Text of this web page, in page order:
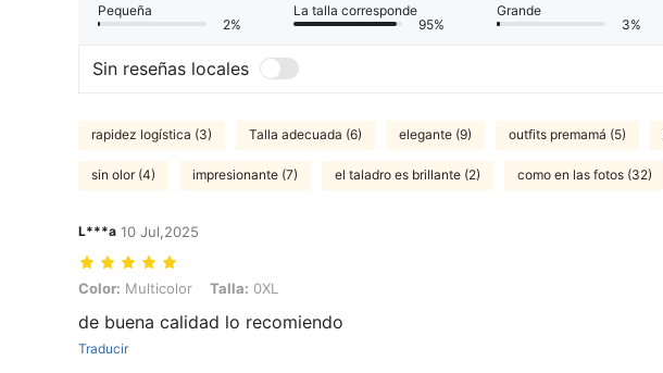
Pequeña
2%
La talla corresponde
95%
Grande
3%
Sin reseñas locales
rapidez logística (3) Talla adecuada (6) elegante (9) outfits premamá (5)
sin olor (4) impresionante (7) el taladro es brillante (2) como en las fotos (32)
L***a 10 Jul,2025
Color: Multicolor, Talla: 0XL
Color: Multicolor Talla: 0XL
de buena calidad lo recomiendo
Traducir